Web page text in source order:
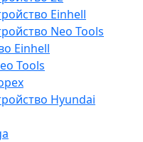
Einhell
Neo Tools
Einhell
Tools
Hyundai